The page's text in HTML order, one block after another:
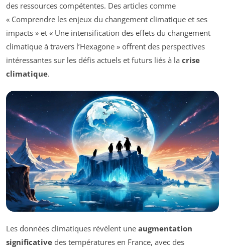
des ressources compétentes. Des articles comme
« Comprendre les enjeux du changement climatique et ses
impacts » et « Une intensification des effets du changement
climatique à travers l’Hexagone » offrent des perspectives
intéressantes sur les défis actuels et futurs liés à la crise
climatique.
Les données climatiques révèlent une augmentation
significative des températures en France, avec des